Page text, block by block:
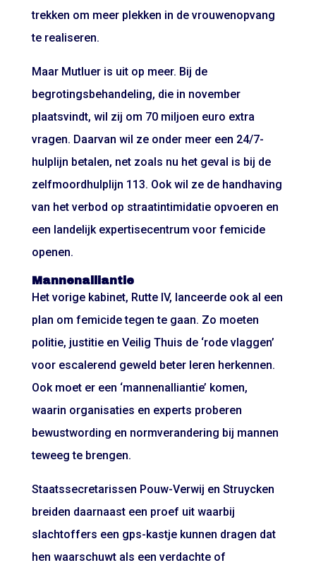
trekken om meer plekken in de vrouwenopvang
te realiseren.
Maar Mutluer is uit op meer. Bij de
begrotingsbehandeling, die in november
plaatsvindt, wil zij om 70 miljoen euro extra
vragen. Daarvan wil ze onder meer een 24/7-
hulplijn betalen, net zoals nu het geval is bij de
zelfmoordhulplijn 113. Ook wil ze de handhaving
van het verbod op straatintimidatie opvoeren en
een landelijk expertisecentrum voor femicide
openen.
Mannenalliantie
Het vorige kabinet, Rutte IV, lanceerde ook al een
plan om femicide tegen te gaan. Zo moeten
politie, justitie en Veilig Thuis de ‘rode vlaggen’
voor escalerend geweld beter leren herkennen.
Ook moet er een ‘mannenalliantie’ komen,
waarin organisaties en experts proberen
bewustwording en normverandering bij mannen
teweeg te brengen.
Staatssecretarissen Pouw-Verwij en Struycken
breiden daarnaast een proef uitwaarbij
slachtoffers een gps-kastje kunnen dragen dat
hen waarschuwt als een verdachte of